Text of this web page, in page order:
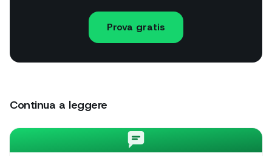
Prova gratis
Continua a leggere